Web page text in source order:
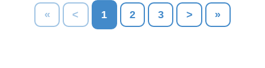
« < 1 2 3 > »